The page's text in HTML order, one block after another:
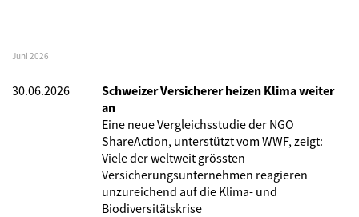
Juni 2026
30.06.2026
Schweizer Versicherer heizen Klima weiter
an
Eine neue Vergleichsstudie der NGO
ShareAction, unterstützt vom WWF, zeigt:
Viele der weltweit grössten
Versicherungsunternehmen reagieren
unzureichend auf die Klima- und
Biodiversitätskrise